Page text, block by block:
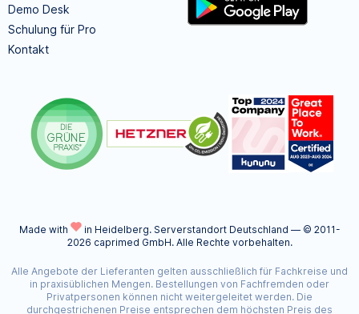
Demo Desk
Schulung für Pro
Kontakt
Made with in Heidelberg. Serverstandort Deutschland — © 2011-
2026 caprimed GmbH. Alle Rechte vorbehalten.
Alle Angebote der Lieferanten gelten ausschließlich für Fachkreise und
in praxisüblichen Mengen. Bestellungen von Fachfremden oder
Privatpersonen können nicht weitergeleitet werden. Die
durchgestrichenen Preise entsprechen dem höchsten Preis des